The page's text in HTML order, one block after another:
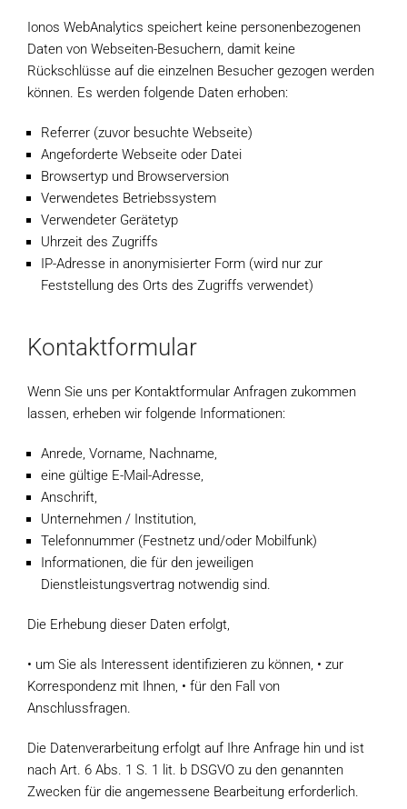
Ionos WebAnalytics speichert keine personenbezogenen
Daten von Webseiten-Besuchern, damit keine
Rückschlüsse auf die einzelnen Besucher gezogen werden
können. Es werden folgende Daten erhoben:
Referrer (zuvor besuchte Webseite)
Angeforderte Webseite oder Datei
Browsertyp und Browserversion
Verwendetes Betriebssystem
Verwendeter Gerätetyp
Uhrzeit des Zugriffs
IP-Adresse in anonymisierter Form (wird nur zur
Feststellung des Orts des Zugriffs verwendet)
Kontaktformular
Wenn Sie uns per Kontaktformular Anfragen zukommen
lassen, erheben wir folgende Informationen:
Anrede, Vorname, Nachname,
eine gültige E-Mail-Adresse,
Anschrift,
Unternehmen / Institution,
Telefonnummer (Festnetz und/oder Mobilfunk)
Informationen, die für den jeweiligen
Dienstleistungsvertrag notwendig sind.
Die Erhebung dieser Daten erfolgt,
• um Sie als Interessent identifizieren zu können, • zur
Korrespondenz mit Ihnen, • für den Fall von
Anschlussfragen.
Die Datenverarbeitung erfolgt auf Ihre Anfrage hin und ist
nach Art. 6 Abs. 1 S. 1 lit. b DSGVO zu den genannten
Zwecken für die angemessene Bearbeitung erforderlich.